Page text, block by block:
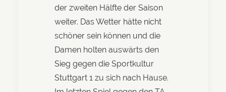
der zweiten Hälfte der Saison
weiter. Das Wetter hätte nicht
schöner sein können und die
Damen holten auswärts den
Sieg gegen die Sportkultur
Stuttgart 1 zu sich nach Hause.